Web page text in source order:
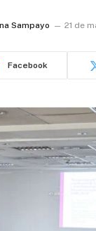
Sampayo 21 de
Facebook